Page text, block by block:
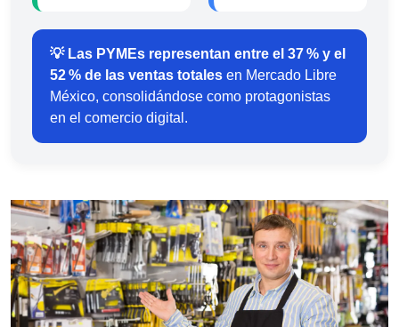
💡 Las PYMEs representan entre el 37 % y el
52 % de las ventas totales en Mercado Libre
México, consolidándose como protagonistas
en el comercio digital.